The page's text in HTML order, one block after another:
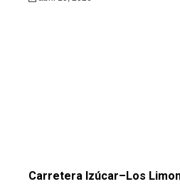
Carretera Izúcar–Los